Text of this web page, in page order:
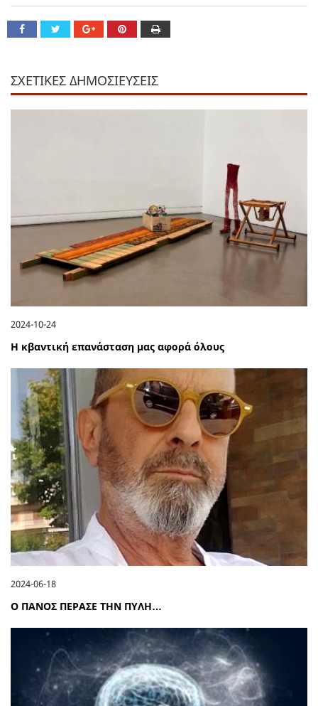
ΣΧΕΤΙΚΕΣ ΔΗΜΟΣΙΕΥΣΕΙΣ
2024-10-24
Η κβαντική επανάσταση μας αφορά όλους
2024-06-18
Ο ΠΑΝΟΣ ΠΕΡΑΣΕ ΤΗΝ ΠΥΛΗ…